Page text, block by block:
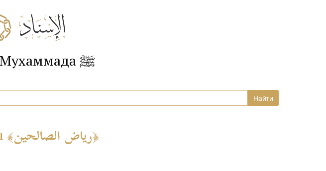
Хадисы пророка Мухаммада ﷺ
رياض الصالحين